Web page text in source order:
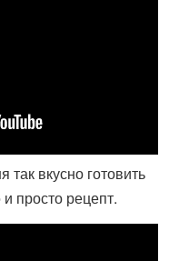
вкусно готовить
просто рецепт.